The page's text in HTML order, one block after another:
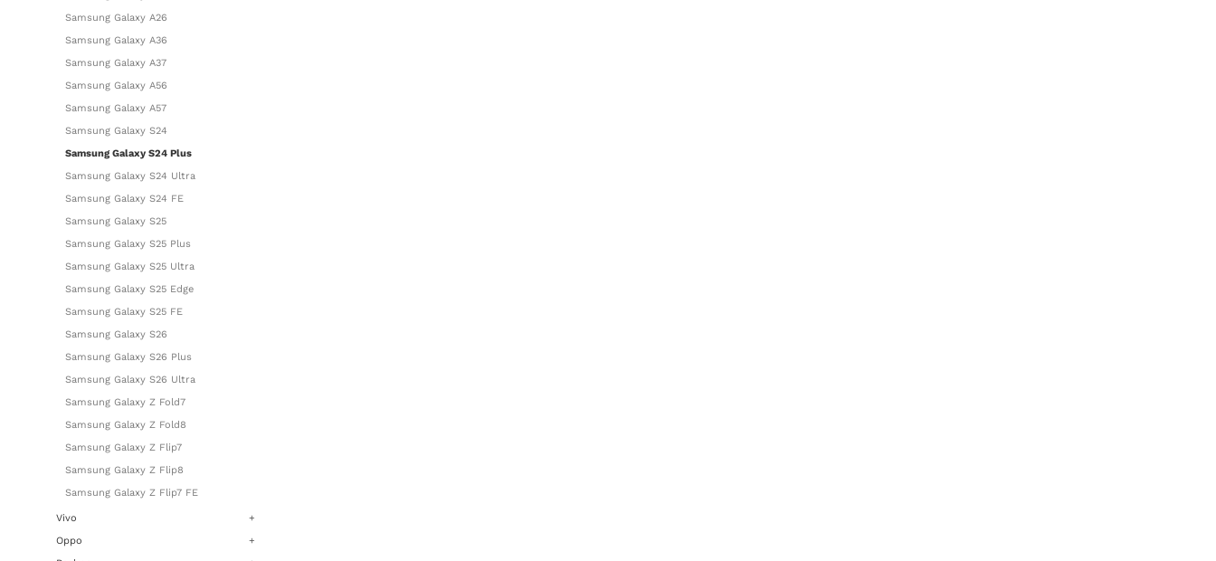
Samsung Galaxy A26
Samsung Galaxy A36
Samsung Galaxy A37
Samsung Galaxy A56
Samsung Galaxy A57
Samsung Galaxy S24
Samsung Galaxy S24 Plus
Samsung Galaxy S24 Ultra
Samsung Galaxy S24 FE
Samsung Galaxy S25
Samsung Galaxy S25 Plus
Samsung Galaxy S25 Ultra
Samsung Galaxy S25 Edge
Samsung Galaxy S25 FE
Samsung Galaxy S26
Samsung Galaxy S26 Plus
Samsung Galaxy S26 Ultra
Samsung Galaxy Z Fold7
Samsung Galaxy Z Fold8
Samsung Galaxy Z Flip7
Samsung Galaxy Z Flip8
Samsung Galaxy Z Flip7 FE
Vivo
+
Oppo
+